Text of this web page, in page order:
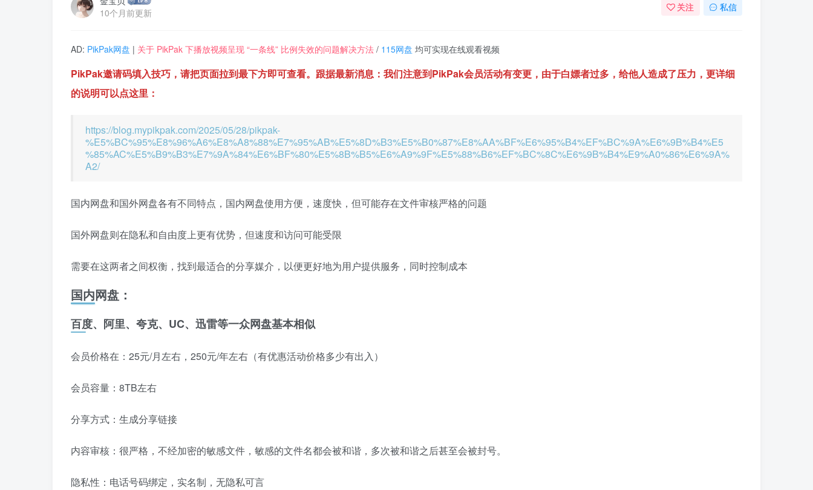
10个月前更新
关注 私信
AD: PikPak网盘 | 关于 PikPak 下播放视频呈现 “一条线” 比例失效的问题解决方法 / 115网盘 均可实现在线观看视频
PikPak邀请码填入技巧，请把页面拉到最下方即可查看。跟据最新消息：我们注意到PikPak会员活动有变更，由于白嫖者过多，给他人造成了压力，更详细
的说明可以点这里：
https://blog.mypikpak.com/2025/05/28/pikpak-
%E5%BC%95%E8%96%A6%E8%A8%88%E7%95%AB%E5%8D%B3%E5%B0%87%E8%AA%BF%E6%95%B4%EF%BC%9A%E6%9B%B4%E5
%85%AC%E5%B9%B3%E7%9A%84%E6%BF%80%E5%8B%B5%E6%A9%9F%E5%88%B6%EF%BC%8C%E6%9B%B4%E9%A0%86%E6%9A%
A2/
国内网盘和国外网盘各有不同特点，国内网盘使用方便，速度快，但可能存在文件审核严格的问题
国外网盘则在隐私和自由度上更有优势，但速度和访问可能受限
需要在这两者之间权衡，找到最适合的分享媒介，以便更好地为用户提供服务，同时控制成本
国内网盘：
百度、阿里、夸克、UC、迅雷等一众网盘基本相似
会员价格在：25元/月左右，250元/年左右（有优惠活动价格多少有出入）
会员容量：8TB左右
分享方式：生成分享链接
内容审核：很严格，不经加密的敏感文件，敏感的文件名都会被和谐，多次被和谐之后甚至会被封号。
隐私性：电话号码绑定，实名制，无隐私可言